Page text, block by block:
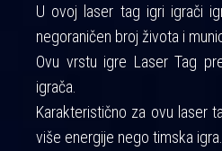
U ovoj laser tag igri igrači
negoraničen broj života i
Ovu vrstu igre Laser Tag
igrača.
Karakteristično za ovu laser
više energije nego timska igra.